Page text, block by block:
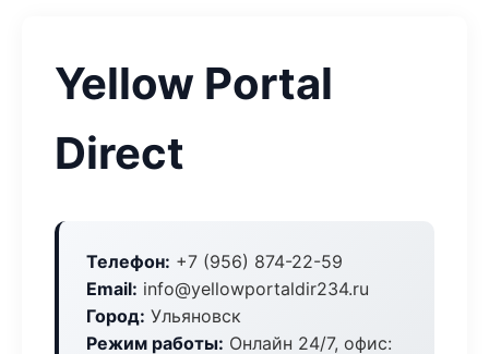
Yellow Portal
Direct
Телефон: +7 (956) 874-22-59
Email: info@yellowportaldir234.ru
Город: Ульяновск
Режим работы: Онлайн 24/7, офис: